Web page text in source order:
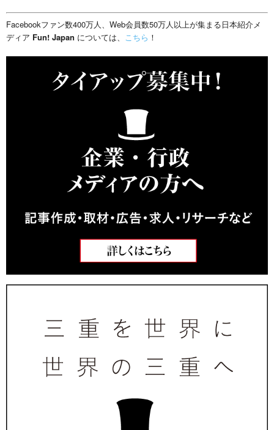
Facebookファン数400万人、Web会員数50万人以上が集まる日本紹介メ
ディア Fun! Japan については、 こちら ！